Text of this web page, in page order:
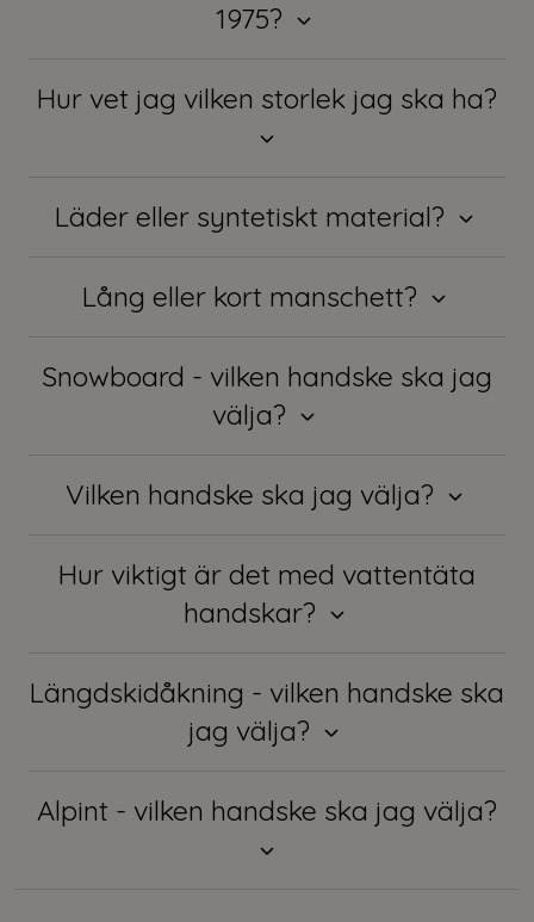
1975?
Hur vet jag vilken storlek jag ska ha?
Läder eller syntetiskt material?
Lång eller kort manschett?
Snowboard - vilken handske ska jag
välja?
Vilken handske ska jag välja?
Hur viktigt är det med vattentäta
handskar?
Längdskidåkning - vilken handske ska
jag välja?
Alpint - vilken handske ska jag välja?